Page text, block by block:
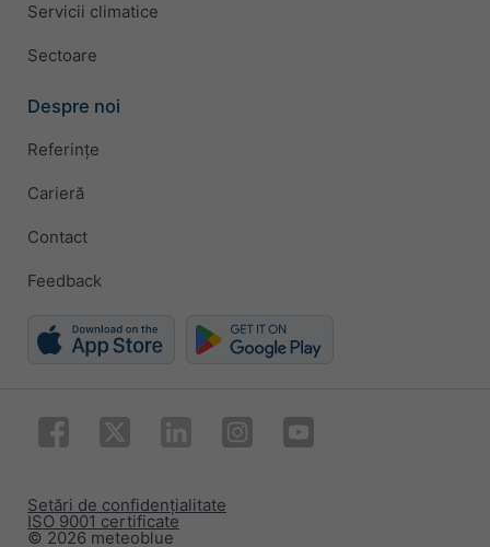
Servicii climatice
Sectoare
Despre noi
Referințe
Carieră
Contact
Feedback
© 2026 meteoblue
ISO 9001 certificate
Setări de confidențialitate